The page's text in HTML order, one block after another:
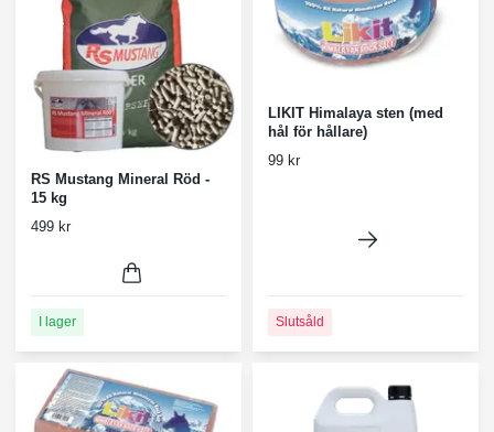
RS Mustang Mineral Röd -
15 kg
499 kr
I lager
LIKIT Himalaya sten (med
hål för hållare)
99 kr
Slutsåld